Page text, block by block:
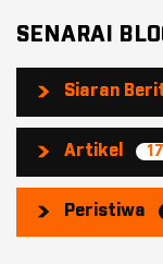
SENARAI
Siaran
Artikel 17
Peristiwa